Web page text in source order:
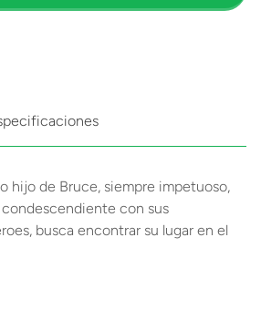
hijo de Bruce, siempre impetuoso,
con sus
busca encontrar su lugar en el